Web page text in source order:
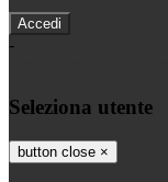
-
Seleziona utente
button close ×